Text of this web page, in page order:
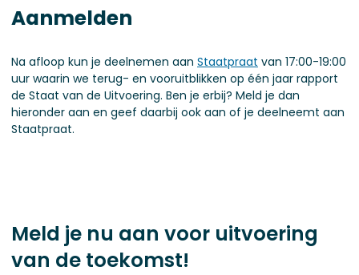
Aanmelden
Na afloop kun je deelnemen aan Staatpraat van 17:00-19:00
uur waarin we terug- en vooruitblikken op één jaar rapport
de Staat van de Uitvoering. Ben je erbij? Meld je dan
hieronder aan en geef daarbij ook aan of je deelneemt aan
Staatpraat.
Meld je nu aan voor uitvoering
van de toekomst!